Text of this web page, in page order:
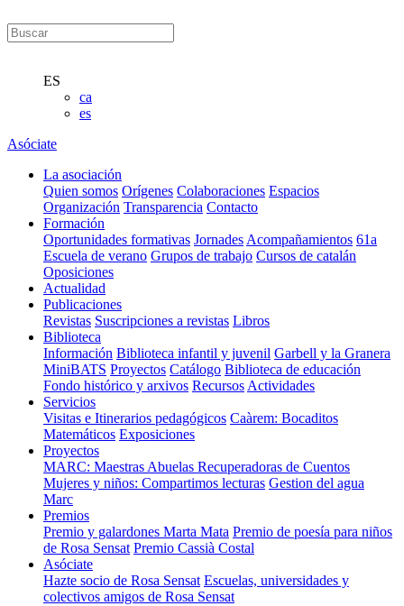
ES
ca
es
Asóciate
La asociación
Quien somos Orígenes Colaboraciones Espacios
Organización Transparencia Contacto
Formación
Oportunidades formativas Jornades Acompañamientos 61a
Escuela de verano Grupos de trabajo Cursos de catalán
Oposiciones
Actualidad
Publicaciones
Revistas Suscripciones a revistas Libros
Biblioteca
Información Biblioteca infantil y juvenil Garbell y la Granera
MiniBATS Proyectos Catálogo Biblioteca de educación
Fondo histórico y arxivos Recursos Actividades
Servicios
Visitas e Itinerarios pedagógicos Caàrem: Bocaditos
Matemáticos Exposiciones
Proyectos
MARC: Maestras Abuelas Recuperadoras de Cuentos
Mujeres y niños: Compartimos lecturas Gestion del agua
Marc
Premios
Premio y galardones Marta Mata Premio de poesía para niños
de Rosa Sensat Premio Cassià Costal
Asóciate
Hazte socio de Rosa Sensat Escuelas, universidades y
colectivos amigos de Rosa Sensat